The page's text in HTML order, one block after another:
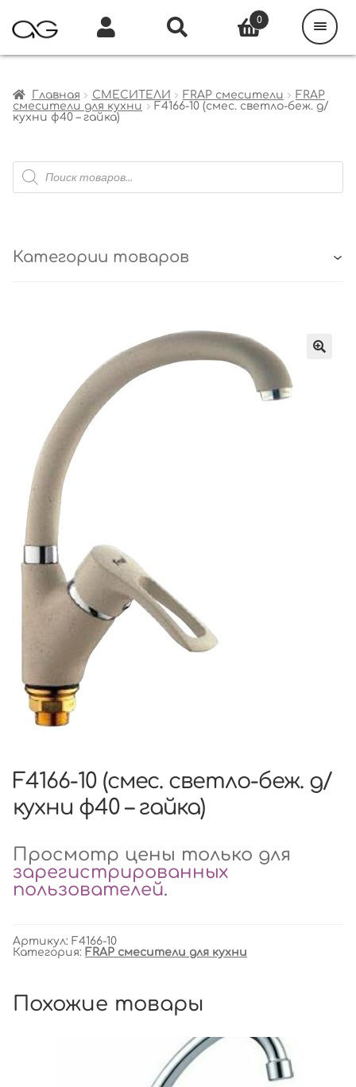
Главная СМЕСИТЕЛИ FRAP смесители
FRAP
смесители для кухни
F4166-10 (смес. светло-беж. д/
кухни ф40 – гайка)
Поиск
товаров
Категории товаров
F4166-10 (смес. светло-беж. д/
кухни ф40 – гайка)
Просмотр цены только для
зарегистрированных
пользователей.
Артикул: F4166-10
Категория: FRAP смесители для кухни
Похожие товары
0